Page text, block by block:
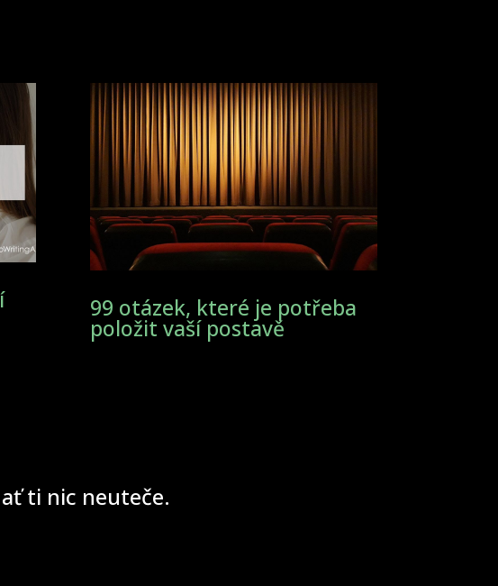
99 otázek, které je potřeba
položit vaší postavě
ti nic neuteče.